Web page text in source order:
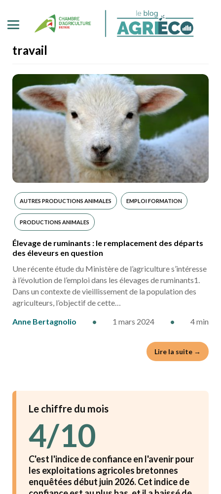
travail
AUTRES PRODUCTIONS ANIMALES EMPLOI FORMATION
PRODUCTIONS ANIMALES
Élevage de ruminants : le remplacement des départs
des éleveurs en question
Une récente étude du Ministère de l’agriculture s’intéresse
à l’évolution de l’emploi dans les élevages de ruminants1.
Dans un contexte de vieillissement de la population des
agriculteurs, l’objectif de cette…
Anne Bertagnolio
• 1 mars 2024 • 4 min
Lire la suite →
Le chiffre du mois
4/10
C'est l'indice de confiance en l'avenir pour
les exploitations agricoles bretonnes
enquêtées début juin 2026. Cet indice de